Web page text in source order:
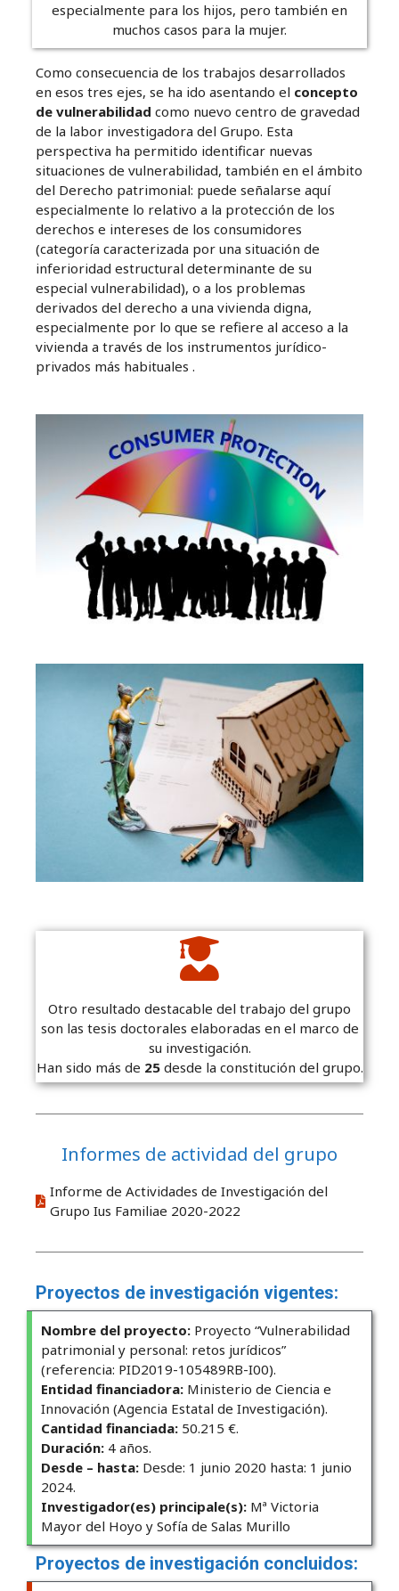
especialmente para los hijos, pero también en
muchos casos para la mujer.
Como consecuencia de los trabajos desarrollados
en esos tres ejes, se ha ido asentando el concepto
de vulnerabilidad como nuevo centro de gravedad
de la labor investigadora del Grupo. Esta
perspectiva ha permitido identificar nuevas
situaciones de vulnerabilidad, también en el ámbito
del Derecho patrimonial: puede señalarse aquí
especialmente lo relativo a la protección de los
derechos e intereses de los consumidores
(categoría caracterizada por una situación de
inferioridad estructural determinante de su
especial vulnerabilidad), o a los problemas
derivados del derecho a una vivienda digna,
especialmente por lo que se refiere al acceso a la
vivienda a través de los instrumentos jurídico-
privados más habituales .
Otro resultado destacable del trabajo del grupo
son las tesis doctorales elaboradas en el marco de
su investigación.
Han sido más de 25desde la constitución del grupo.
Informes de actividad del grupo
Informe de Actividades de Investigación del
Grupo Ius Familiae 2020-2022
Proyectos de investigación vigentes:
Nombre del proyecto: Proyecto “Vulnerabilidad
patrimonial y personal: retos jurídicos”
(referencia: PID2019-105489RB-I00).
Entidad financiadora: Ministerio de Ciencia e
Innovación (Agencia Estatal de Investigación).
Cantidad financiada: 50.215 €.
Duración: 4 años.
Desde – hasta: Desde: 1 junio 2020 hasta: 1 junio
2024.
Investigador(es) principale(s): Mª Victoria
Mayor del Hoyo y Sofía de Salas Murillo
Proyectos de investigación concluidos: